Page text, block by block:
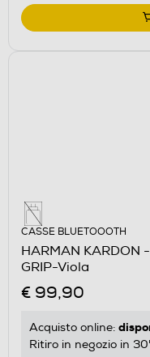
CASSE BLUETOOOTH
HARMAN
GRIP-Viola
€ 99,90
Acquisto online:
Ritiro in negozio in